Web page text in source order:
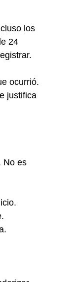
los
24
ocurrió.
justifica
No es